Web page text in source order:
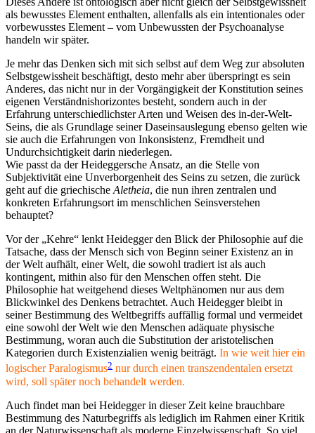
als bewusstes Element enthalten, allenfalls als ein intentionales oder
vorbewusstes Element – vom Unbewussten der Psychoanalyse
handeln wir später.
Je mehr das Denken sich mit sich selbst auf dem Weg zur absoluten
Selbstgewissheit beschäftigt, desto mehr aber überspringt es sein
Anderes, das nicht nur in der Vorgängigkeit der Konstitution seines
eigenen Verständnishorizontes besteht, sondern auch in der
Erfahrung unterschiedlichster Arten und Weisen des in-der-Welt-
Seins, die als Grundlage seiner Daseinsauslegung ebenso gelten wie
sie auch die Erfahrungen von Inkonsistenz, Fremdheit und
Undurchsichtigkeit darin niederlegen.
Wie passt da der Heideggersche Ansatz, an die Stelle von
Subjektivität eine Unverborgenheit des Seins zu setzen, die zurück
geht auf die griechische Aletheia, die nun ihren zentralen und
konkreten Erfahrungsort im menschlichen Seinsverstehen
behauptet?
Vor der „Kehre“ lenkt Heidegger den Blick der Philosophie auf die
Tatsache, dass der Mensch sich von Beginn seiner Existenz an in
der Welt aufhält, einer Welt, die sowohl tradiert ist als auch
kontingent, mithin also für den Menschen offen steht. Die
Philosophie hat weitgehend dieses Weltphänomen nur aus dem
Blickwinkel des Denkens betrachtet. Auch Heidegger bleibt in
seiner Bestimmung des Weltbegriffs auffällig formal und vermeidet
eine sowohl der Welt wie den Menschen adäquate physische
Bestimmung, woran auch die Substitution der aristotelischen
Kategorien durch Existenzialien wenig beiträgt. In wie weit hier ein
logischer Paralogismus2 nur durch einen transzendentalen ersetzt
wird, soll später noch behandelt werden.
Auch findet man bei Heidegger in dieser Zeit keine brauchbare
Bestimmung des Naturbegriffs als lediglich im Rahmen einer Kritik
an der Naturwissenschaft als moderne Einzelwissenschaft. So viel